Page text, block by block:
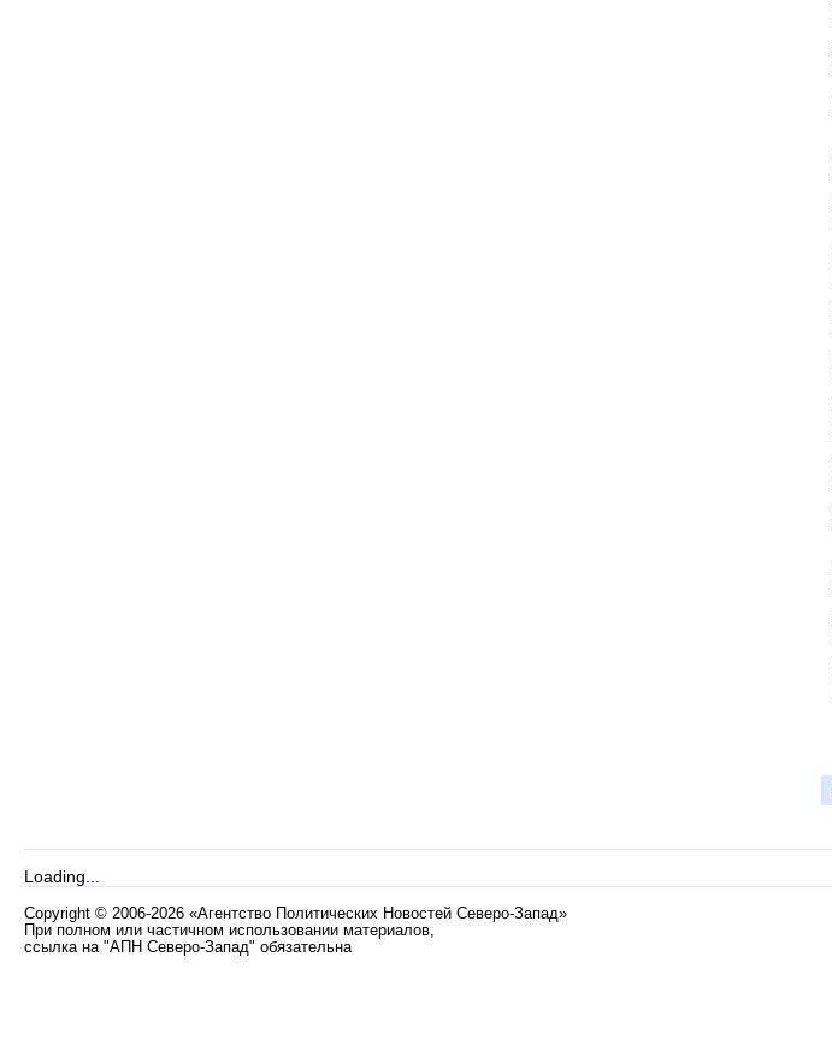
Loading...
Copyright © 2006-2026 «Агентство Политических Новостей Северо-Запад»
При полном или частичном использовании материалов,
ссылка на "АПН Северо-Запад" обязательна